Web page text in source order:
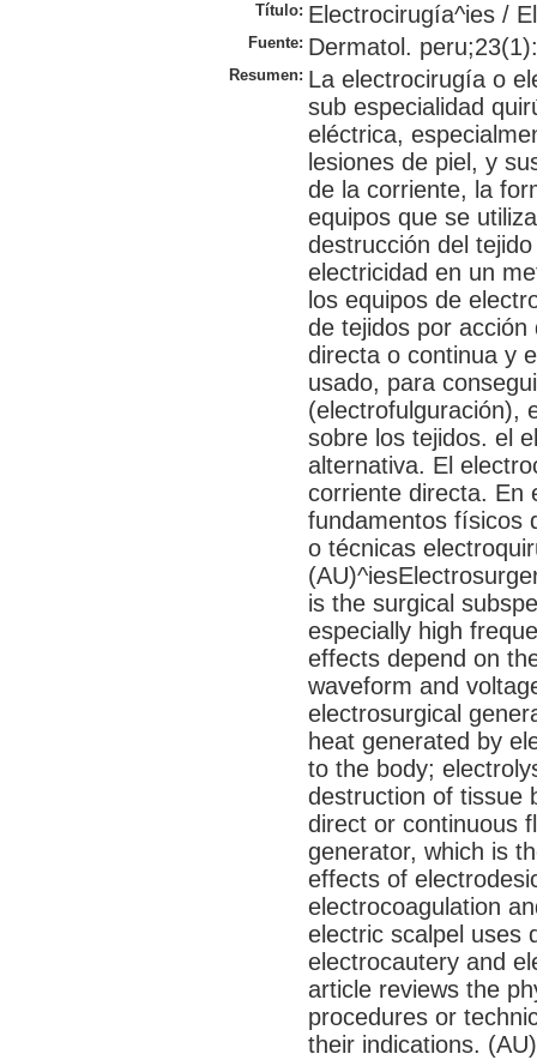
Título: Electrocirugía^ies /
Fuente: Dermatol.
Resumen: La electrocirugía o
sub especialidad
eléctrica,
lesiones de piel, y
de la corriente, la
equipos que se
destrucción del
electricidad en un
los equipos de
de tejidos por
directa o continua y
usado, para
(electrofulguración),
sobre los tejidos. el
alternativa. El
corriente directa. En
fundamentos físicos
o técnicas
is the surgical
especially high
effects depend on
waveform and
electrosurgical
heat generated by
to the body;
destruction of tissue
direct or continuous
generator, which is
effects of
electrocoagulation
electric scalpel uses
electrocautery and
article reviews the
procedures or
their indications.